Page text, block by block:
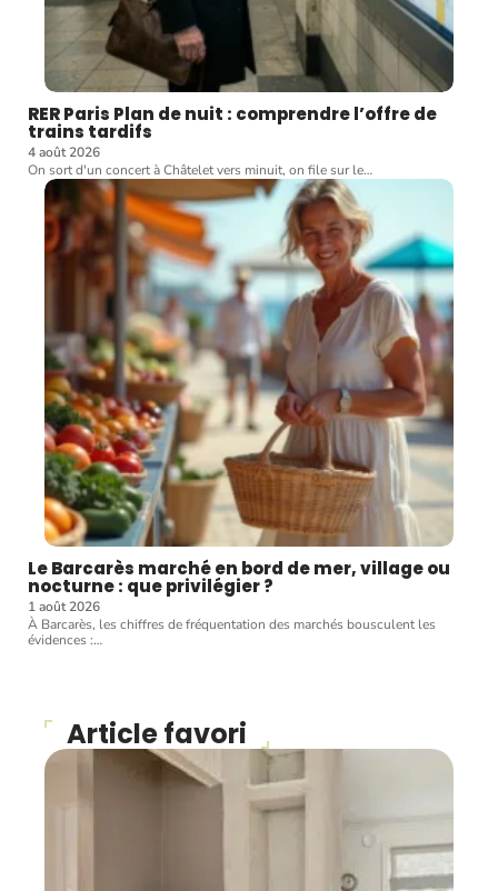
RER Paris Plan de nuit : comprendre l’offre de
trains tardifs
4 août 2026
On sort d'un concert à Châtelet vers minuit, on file sur le…
Le Barcarès marché en bord de mer, village ou
nocturne : que privilégier ?
1 août 2026
À Barcarès, les chiffres de fréquentation des marchés bousculent les
évidences :…
Article favori